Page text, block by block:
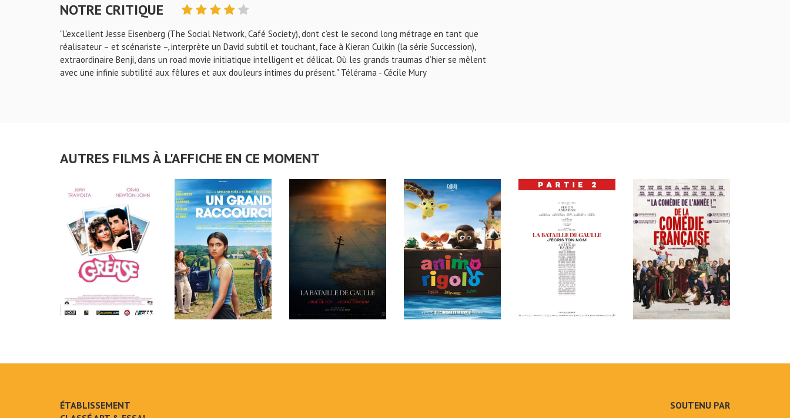
NOTRE CRITIQUE
"L’excellent Jesse Eisenberg (The Social Network, Café Society), dont c’est le second long métrage en tant que
réalisateur – et scénariste –, interprète un David subtil et touchant, face à Kieran Culkin (la série Succession),
extraordinaire Benji, dans un road movie initiatique intelligent et délicat. Où les grands traumas d’hier se mêlent
avec une infinie subtilité aux fêlures et aux douleurs intimes du présent." Télérama - Cécile Mury
AUTRES FILMS À L'AFFICHE EN CE MOMENT
ÉTABLISSEMENT
SOUTENU PAR